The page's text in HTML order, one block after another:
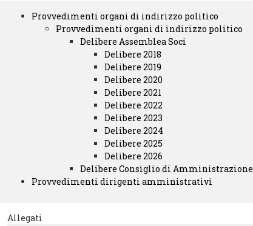
Trasparenza
Provvedimenti organi di indirizzo politico
Provvedimenti organi di indirizzo politico
Delibere Assemblea Soci
Delibere 2018
Delibere 2019
Delibere 2020
Delibere 2021
Delibere 2022
Delibere 2023
Delibere 2024
Delibere 2025
Delibere 2026
Delibere Consiglio di Amministrazione
Provvedimenti dirigenti amministrativi
Allegati